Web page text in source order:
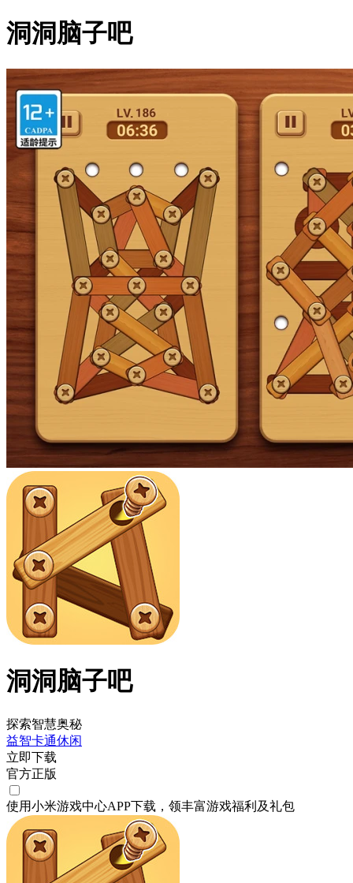
洞洞脑子吧
洞洞脑子吧
探索智慧奥秘
益智卡通休闲
立即下载
官方正版
使用小米游戏中心APP下载 ，领丰富游戏福利 及礼包